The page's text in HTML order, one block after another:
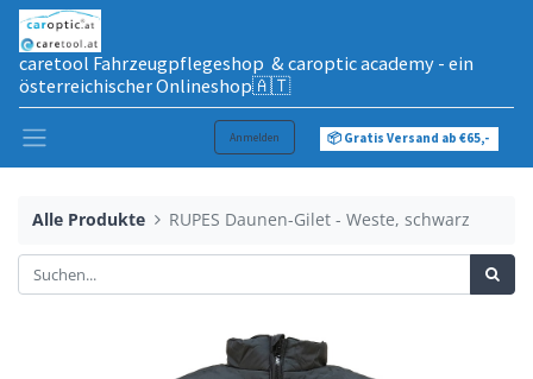
caretool Fahrzeugpflegeshop & caroptic academy - ein
österreichischer Onlineshop🇦🇹
Anmelden 📦 Gratis Versand ab €65,-
Alle Produkte RUPES Daunen-Gilet - Weste, schwarz